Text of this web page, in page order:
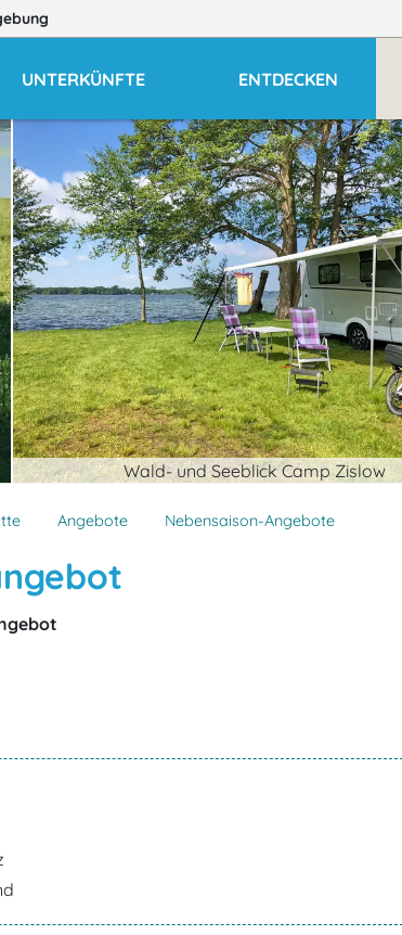
UNTERKÜNFTE ENTDECKEN
Wald- und Seeblick Camp Zislow
Angebote Nebensaison-Angebote